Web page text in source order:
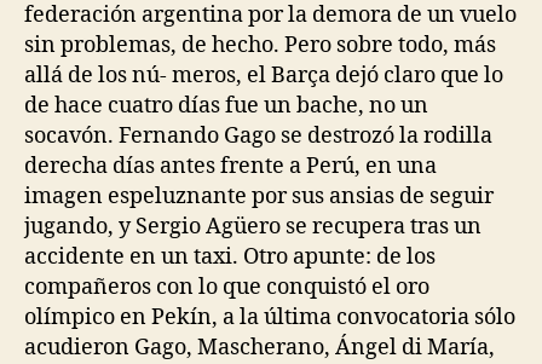
federación argentina por la demora de un vuelo
sin problemas, de hecho. Pero sobre todo, más
allá de los nú- meros, el Barça dejó claro que lo
de hace cuatro días fue un bache, no un
socavón. Fernando Gago se destrozó la rodilla
derecha días antes frente a Perú, en una
imagen espeluznante por sus ansias de seguir
jugando, y Sergio Agüero se recupera tras un
accidente en un taxi. Otro apunte: de los
compañeros con lo que conquistó el oro
olímpico en Pekín, a la última convocatoria sólo
acudieron Gago, Mascherano, Ángel di María,